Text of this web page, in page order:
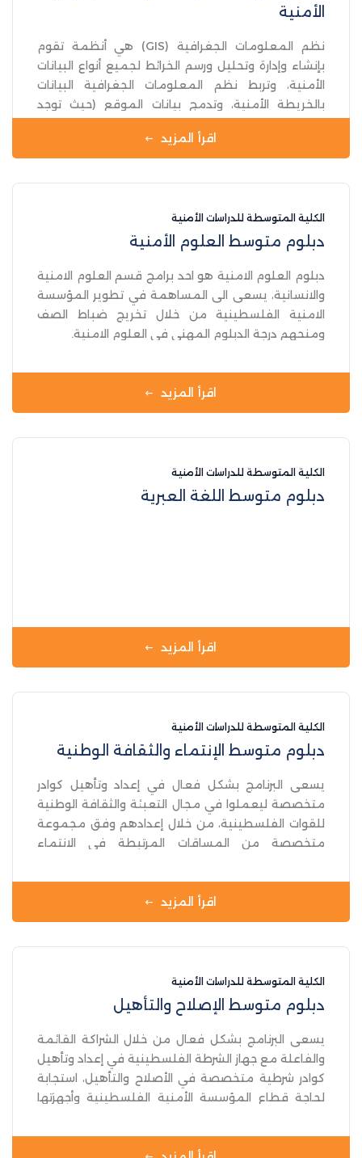
الأمنية
نظم المعلومات الجغرافية (GIS) هي أنظمة تقوم
بإنشاء وإدارة وتحليل ورسم الخرائط لجميع أنواع البيانات
الأمنية، وتربط نظم المعلومات الجغرافية البيانات
بالخريطة الأمنية، وتدمج بيانات الموقع (حيث توجد
الأشياء هناك). يوفر هذا أساسًا لرسم الخرائط وتحليل
المستخدم في العلوم الأمنية لجميع الأجهزة الأمنية
التي تمتلكها الدولة، وتساعد GIS المستخدمين الأمنيين
الفوائد أيضًا تحسين الاتصال والكفاءة بالإضافة إلى
تحسين الإدارة واتخاذ القرار لدى الأجهزة الأمنية.
اقرأ المزيد
الكلية المتوسطة للدراسات الأمنية
دبلوم متوسط العلوم الأمنية
دبلوم العلوم الامنية هو احد برامج قسم العلوم الامنية
والانسانية، يسعى الى المساهمة في تطوير المؤسسة
الامنية الفلسطينية من خلال تخريج ضباط الصف
ومنحهم درجة الدبلوم المهني في العلوم الامنية.
اقرأ المزيد
الكلية المتوسطة للدراسات الأمنية
دبلوم متوسط اللغة العبرية
اقرأ المزيد
الكلية المتوسطة للدراسات الأمنية
دبلوم متوسط الإنتماء والثقافة الوطنية
يسعى البرنامج بشكل فعال في إعداد وتأهيل كوادر
متخصصة ليعملوا في مجال التعبئة والثقافة الوطنية
للقوات الفلسطينية، من خلال إعدادهم وفق مجموعة
متخصصة من المساقات المرتبطة في الانتماء
اقرأ المزيد
الكلية المتوسطة للدراسات الأمنية
دبلوم متوسط الإصلاح والتأهيل
يسعى البرنامج بشكل فعال من خلال الشراكة القائمة
والفاعلة مع جهاز الشرطة الفلسطينية في إعداد وتأهيل
كوادر شرطية متخصصة في الأصلاح والتأهيل، استجابة
لحاجة قطاع المؤسسة الأمنية الفلسطينية وأجهزتها
على درجة كبيرة من المعرفة والمهارات بشكل تلبي